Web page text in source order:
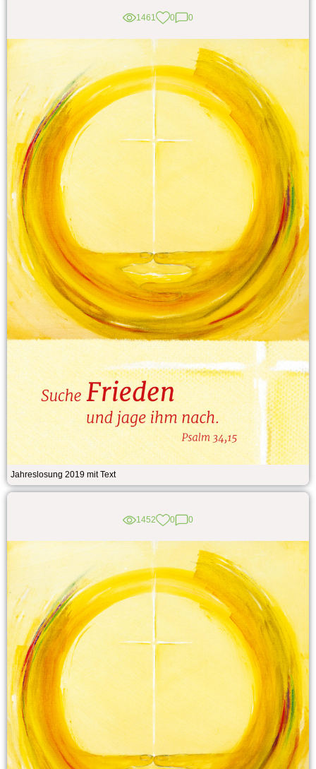
1461 0 0
Jahreslosung 2019 mit Text
1452 0 0